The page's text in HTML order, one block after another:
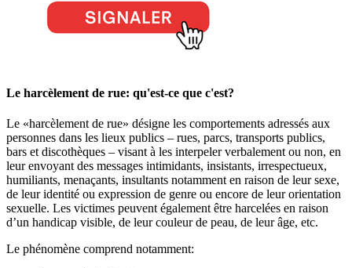
Le harcèlement de rue: qu'est-ce que c'est?
Le «harcèlement de rue» désigne les comportements adressés aux
personnes dans les lieux publics – rues, parcs, transports publics,
bars et discothèques – visant à les interpeler verbalement ou non, en
leur envoyant des messages intimidants, insistants, irrespectueux,
humiliants, menaçants, insultants notamment en raison de leur sexe,
de leur identité ou expression de genre ou encore de leur orientation
sexuelle. Les victimes peuvent également être harcelées en raison
d’un handicap visible, de leur couleur de peau, de leur âge, etc.
Le phénomène comprend notamment: